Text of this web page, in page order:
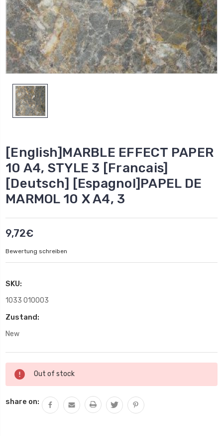
[English]MARBLE EFFECT PAPER
10 A4, STYLE 3 [Francais]
[Deutsch] [Espagnol]PAPEL DE
MARMOL 10 X A4, 3
9,72€
Bewertung schreiben
SKU:
1033 010003
Zustand:
New
Aktueller
Lagerbestand:
Out of stock
share on: